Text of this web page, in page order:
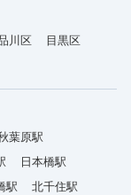
川区
目黒区
葉原駅
日本橋駅
駅
北千住駅